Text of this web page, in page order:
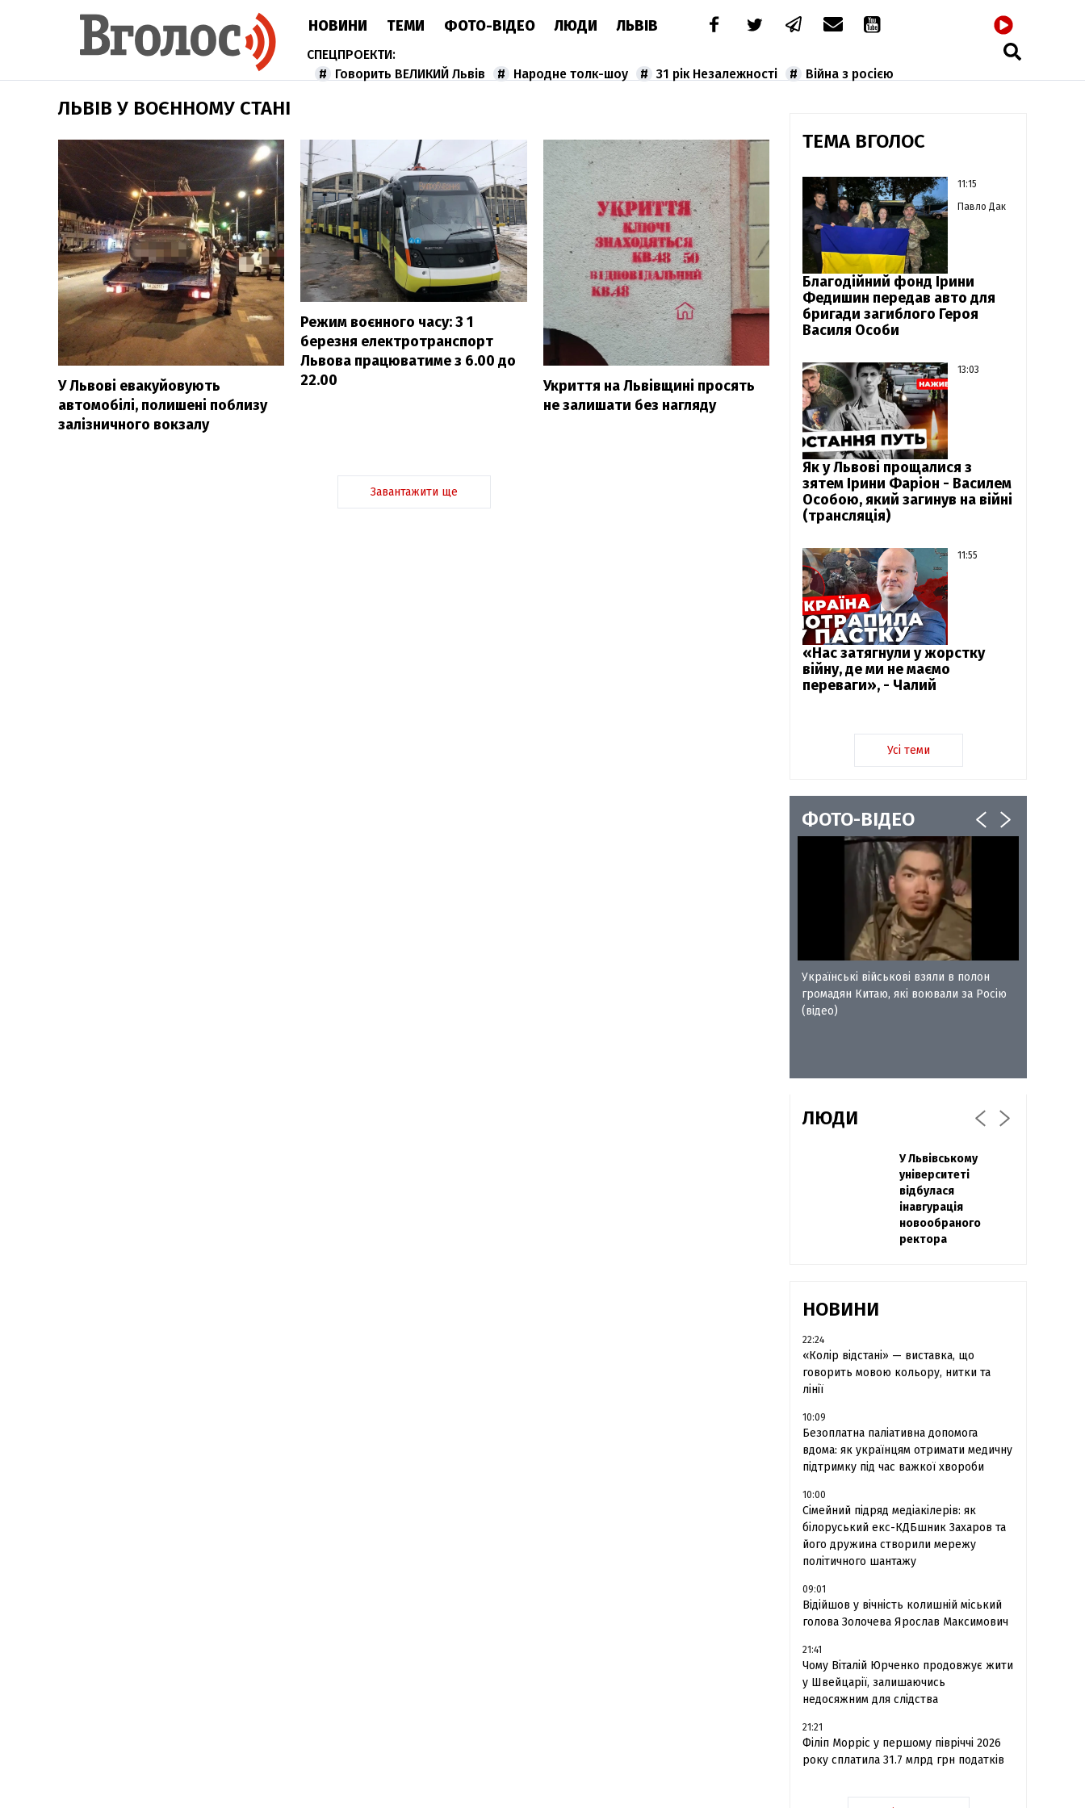
НОВИНИ ТЕМИ ФОТО-ВІДЕО ЛЮДИ ЛЬВІВ
Говорить ВЕЛИКИЙ Львів Народне толк-шоу 31 рік Незалежності Війна з росією
ЛЬВІВ У ВОЄННОМУ СТАНІ
У Львові евакуйовують
автомобілі, полишені поблизу
залізничного вокзалу
Режим воєнного часу: З 1
березня електротранспорт
Львова працюватиме з 6.00 до
22.00
Укриття на Львівщині просять
не залишати без нагляду
Завантажити ще
ТЕМА ВГОЛОС
11:15
Павло Дак
Благодійний фонд Ірини
Федишин передав авто для
бригади загиблого Героя
Василя Особи
13:03
Як у Львові прощалися з
зятем Ірини Фаріон - Василем
Особою, який загинув на війні
(трансляція)
11:55
«Нас затягнули у жорстку
війну, де ми не маємо
переваги», - Чалий
Усі теми
ФОТО-ВІДЕО
Українські військові взяли в полон
громадян Китаю, які воювали за Росію
(відео)
ЛЮДИ
Павло Дак
«Час не лікує, лише
притуплює біль»:
сестра загиблого
під Бахмутом Воїна
з Буковини
Захисник
"Азовсталі" Діанов
вдруге одружився
та показав фото з
весілля
У Львівському
університеті
відбулася
інавгурація
новообраного
ректора
НОВИНИ
22:24
«Колір відстані» — виставка, що
говорить мовою кольору, нитки та
лінії
10:09
Безоплатна паліативна допомога
вдома: як українцям отримати медичну
підтримку під час важкої хвороби
10:00
Сімейний підряд медіакілерів: як
білоруський екс-КДБшник Захаров та
його дружина створили мережу
політичного шантажу
09:01
Відійшов у вічність колишній міський
голова Золочева Ярослав Максимович
21:41
Чому Віталій Юрченко продовжує жити
у Швейцарії, залишаючись
недосяжним для слідства
21:21
Філіп Морріс у першому півріччі 2026
року сплатила 31.7 млрд грн податків